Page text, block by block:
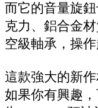
而它的音量旋
克力、鋁合金
空級軸承，操作
這款強大的新
如果你有興趣